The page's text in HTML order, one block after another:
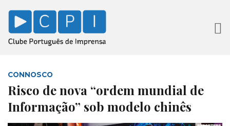
CONNOSCO
Risco de nova “ordem mundial de
Informação” sob modelo chinês